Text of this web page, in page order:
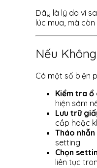
Đây là lý do vì
lúc mua, mà
Nếu
Có một số biện
Kiểm tra ổ
hiện sớm
Lưu trữ
cắp hoặc
Tháo
setting.
Chọn
liên tục